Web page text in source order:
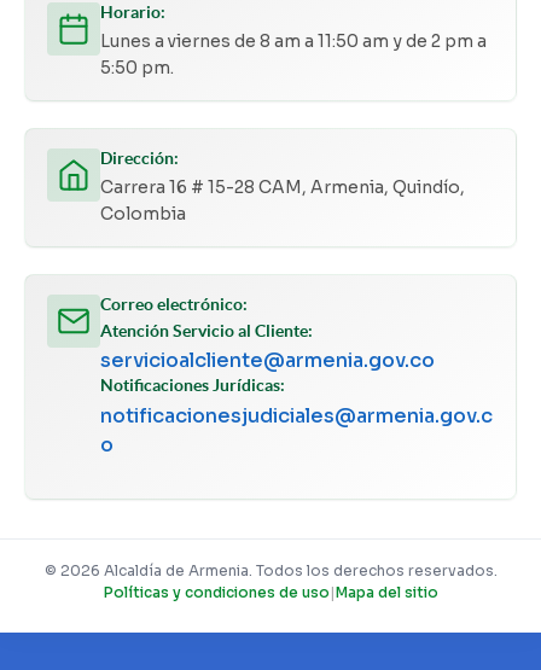
Horario:
Lunes a viernes de 8 am a 11:50 am y de 2 pm a
5:50 pm.
Dirección:
Carrera 16 # 15-28 CAM, Armenia, Quindío,
Colombia
Correo electrónico:
Atención Servicio al Cliente:
servicioalcliente@armenia.gov.co
Notificaciones Jurídicas:
notificacionesjudiciales@armenia.gov.c
o
© 2026 Alcaldía de Armenia. Todos los derechos reservados.
Políticas y condiciones de uso |Mapa del sitio